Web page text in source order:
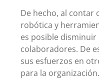
De hecho, al contar
robótica y
es posible
colaboradores. De
sus esfuerzos en
para la organización.